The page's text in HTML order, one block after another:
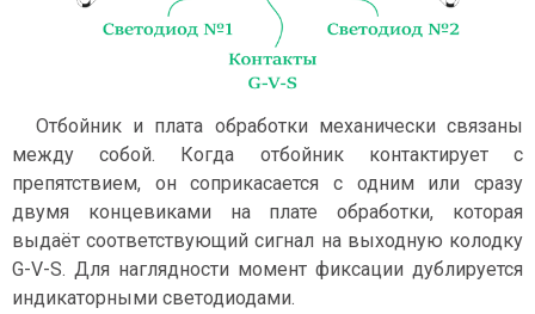
Отбойник и плата обработки механически связаны
между собой. Когда отбойник контактирует с
препятствием, он соприкасается с одним или сразу
двумя концевиками на плате обработки, которая
выдаёт соответствующий сигнал на выходную колодку
G-V-S. Для наглядности момент фиксации дублируется
индикаторными светодиодами.